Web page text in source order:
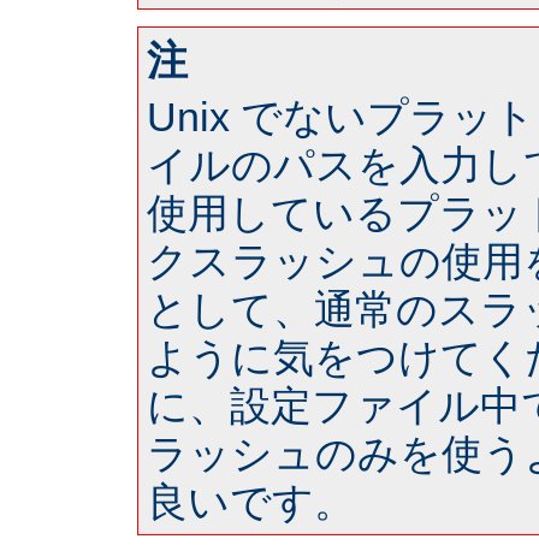
注
Unix でないプラッ
イルのパスを入力
使用しているプラ
クスラッシュの使
として、通常のス
ように気をつけて
に、設定ファイル
ラッシュのみを使
良いです。